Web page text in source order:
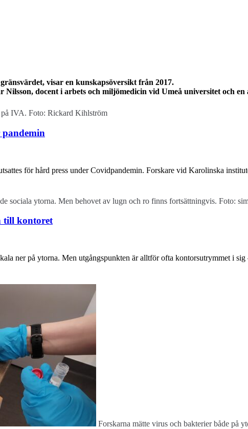
visar en kunskapsöversikt från 2017.
Nilsson, docent i arbets och miljömedicin vid Umeå universitet och
IVA. Foto: Rickard Kihlström
pandemin
för hård press under Covidpandemin. Forskare vid Karolinska
sociala ytorna. Men behovet av lugn och ro finns fortsättningvis. Foto:
till kontoret
ner på ytorna. Men utgångspunkten är alltför ofta kontorsutrymmet i
Forskarna mätte virus och bakterier både på